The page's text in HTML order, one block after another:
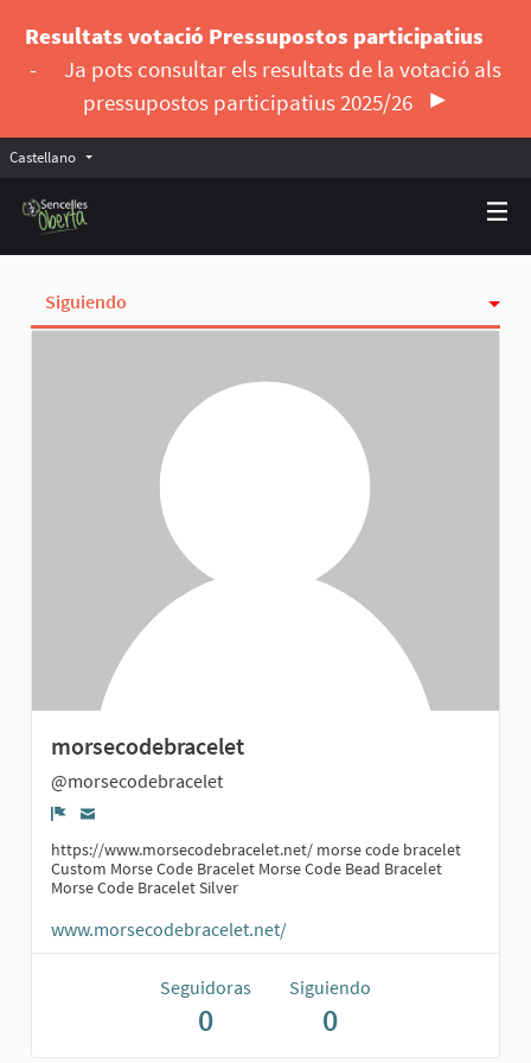
Resultats votació Pressupostos participatius
-
Ja pots consultar els resultats de la votació als
pressupostos participatius 2025/26
Castellano Triar la llengua
Siguiendo
morsecodebracelet
@morsecodebracelet
Denunciar
https://www.morsecodebracelet.net/ morse code bracelet
Custom Morse Code Bracelet Morse Code Bead Bracelet
Morse Code Bracelet Silver
www.morsecodebracelet.net/
Seguidoras
0
Siguiendo
0